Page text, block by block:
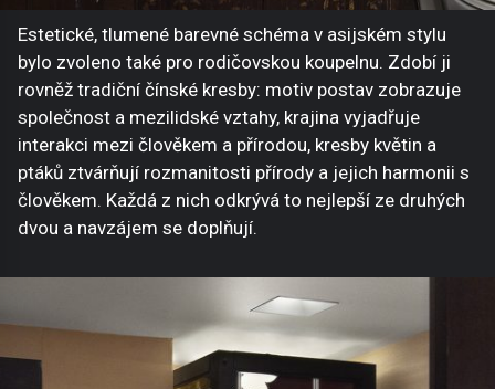
Estetické, tlumené barevné schéma v asijském stylu
bylo zvoleno také pro rodičovskou koupelnu. Zdobí ji
rovněž tradiční čínské kresby: motiv postav zobrazuje
společnost a mezilidské vztahy, krajina vyjadřuje
interakci mezi člověkem a přírodou, kresby květin a
ptáků ztvárňují rozmanitosti přírody a jejich harmonii s
člověkem. Každá z nich odkrývá to nejlepší ze druhých
dvou a navzájem se doplňují.